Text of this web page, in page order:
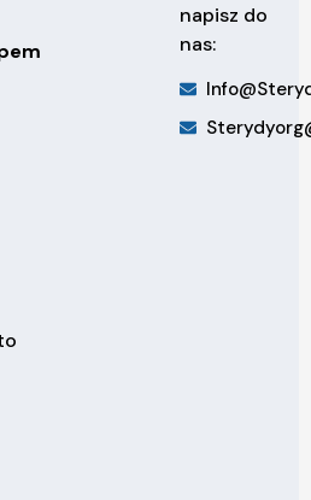
napisz do
nas: